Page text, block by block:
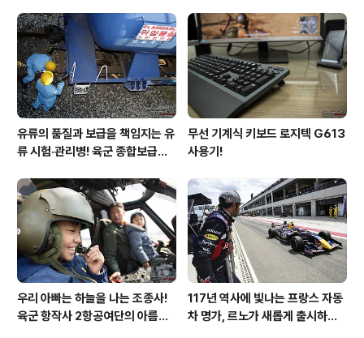
유류의 품질과 보급을 책임지는 유
류 시험·관리병! 육군 종합보급창
무선 기계식 키보드 로지텍 G613
사용기!
우리 아빠는 하늘을 나는 조종사!
육군 항작사 2항공여단의 아름다
117년 역사에 빛나는 프랑스 자동
차 명가, 르노가 새롭게 출시하는